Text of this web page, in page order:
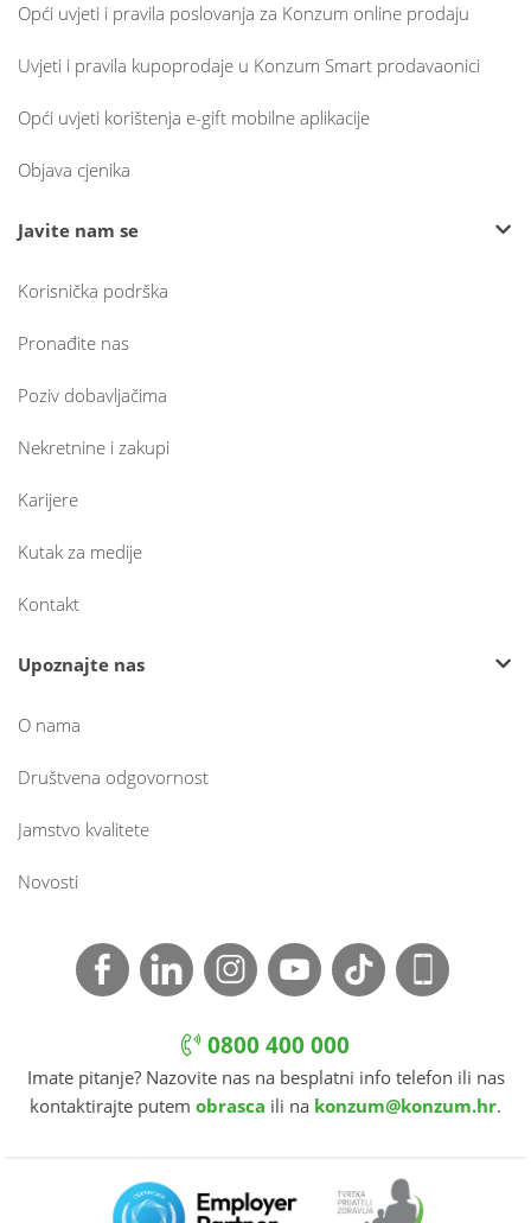
Opći uvjeti i pravila poslovanja za Konzum online prodaju
Uvjeti i pravila kupoprodaje u Konzum Smart prodavaonici
Opći uvjeti korištenja e-gift mobilne aplikacije
Objava cjenika
Javite nam se
Korisnička podrška
Pronađite nas
Poziv dobavljačima
Nekretnine i zakupi
Karijere
Kutak za medije
Kontakt
Upoznajte nas
O nama
Društvena odgovornost
Jamstvo kvalitete
Novosti
0800 400 000
Imate pitanje? Nazovite nas na besplatni info telefon ili nas
kontaktirajte putem obrasca ili na konzum@konzum.hr.